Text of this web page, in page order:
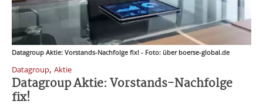
Datagroup Aktie: Vorstands-Nachfolge fix! - Foto: über boerse-global.de
Datagroup, Aktie
Datagroup Aktie: Vorstands-Nachfolge
fix!